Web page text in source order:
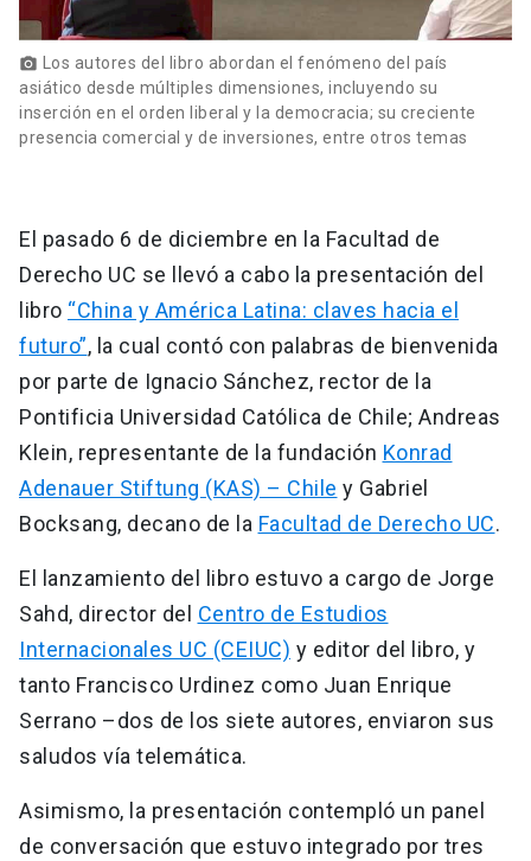
photo_camera Los autores del libro abordan el fenómeno del país
asiático desde múltiples dimensiones, incluyendo su
inserción en el orden liberal y la democracia; su creciente
presencia comercial y de inversiones, entre otros temas
El pasado 6 de diciembre en la Facultad de
Derecho UC se llevó a cabo la presentación del
libro “China y América Latina: claves hacia el
futuro”, la cual contó con palabras de bienvenida
por parte de Ignacio Sánchez, rector de la
Pontificia Universidad Católica de Chile; Andreas
Klein, representante de la fundación Konrad
Adenauer Stiftung (KAS) – Chile y Gabriel
Bocksang, decano de la Facultad de Derecho UC.
El lanzamiento del libro estuvo a cargo de Jorge
Sahd, director del Centro de Estudios
Internacionales UC (CEIUC) y editor del libro, y
tanto Francisco Urdinez como Juan Enrique
Serrano –dos de los siete autores, enviaron sus
saludos vía telemática.
Asimismo, la presentación contempló un panel
de conversación que estuvo integrado por tres